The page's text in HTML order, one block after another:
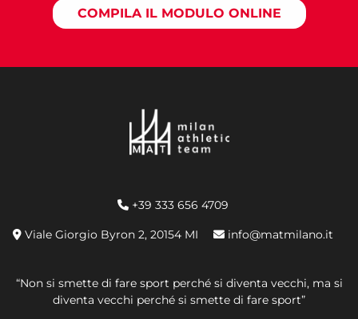
COMPILA IL MODULO ONLINE
+39 333 656 4709
Viale Giorgio Byron 2, 20154 MI info@matmilano.it
“Non si smette di fare sport perché si diventa vecchi, ma si
diventa vecchi perché si smette di fare sport”